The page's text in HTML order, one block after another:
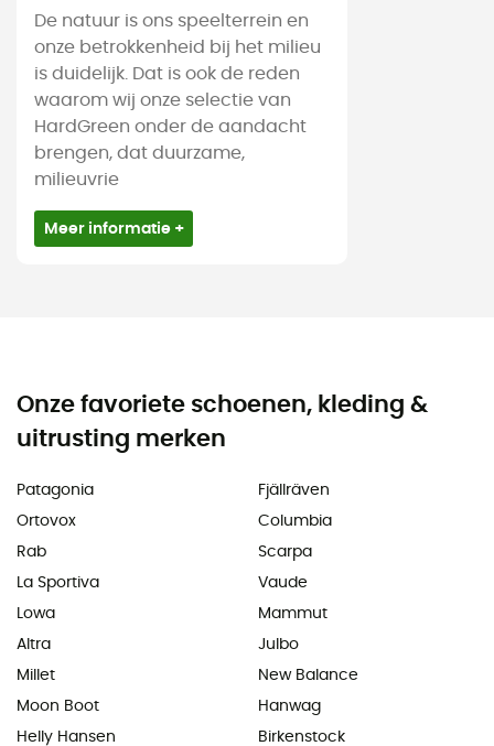
De natuur is ons speelterrein en
onze betrokkenheid bij het milieu
is duidelijk. Dat is ook de reden
waarom wij onze selectie van
HardGreen onder de aandacht
brengen, dat duurzame,
milieuvrie
Meer informatie +
Onze favoriete schoenen, kleding &
uitrusting merken
Patagonia
Ortovox
Rab
La Sportiva
Lowa
Altra
Millet
Moon Boot
Helly Hansen
Fjällräven
Columbia
Scarpa
Vaude
Mammut
Julbo
New Balance
Hanwag
Birkenstock